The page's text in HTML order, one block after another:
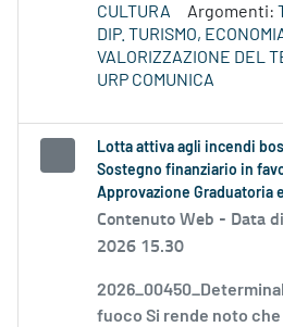
CULTURA
Argomenti:
DIP. TURISMO,
VALORIZZAZIONE DEL
URP COMUNICA
Lotta attiva agli incendi
Sostegno finanziario in
Approvazione Graduatoria
Contenuto Web - Data
2026 15.30
fuoco Si rende noto